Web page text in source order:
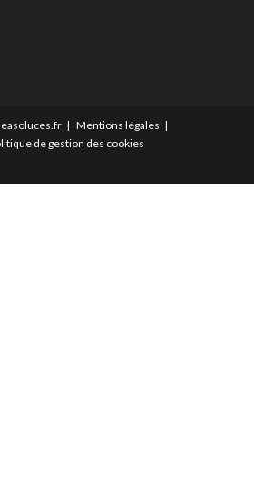
Mentions légales
de gestion des cookies